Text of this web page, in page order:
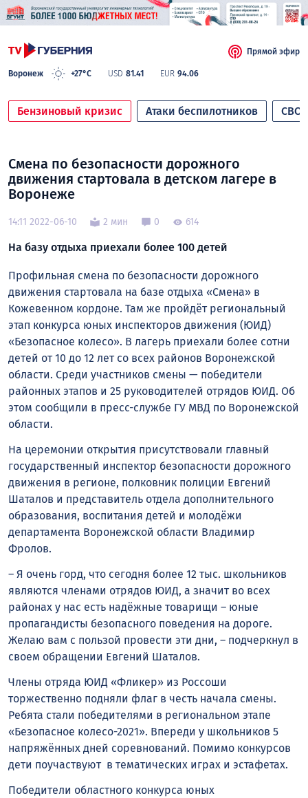
Воронеж +27°C USD 81.41 EUR 94.06
Прямой эфир
Бензиновый кризис Атаки беспилотников СВО
Смена по безопасности дорожного
движения стартовала в детском лагере в
Воронеже
14:11 2022-06-10 2 мин 0 614
На базу отдыха приехали более 100 детей
Профильная смена по безопасности дорожного
движения стартовала на базе отдыха «Смена» в
Кожевенном кордоне. Там же пройдёт региональный
этап конкурса юных инспекторов движения (ЮИД)
«Безопасное колесо». В лагерь приехали более сотни
детей от 10 до 12 лет со всех районов Воронежской
области. Среди участников смены — победители
районных этапов и 25 руководителей отрядов ЮИД. Об
этом сообщили в пресс-службе ГУ МВД по Воронежской
области.
На церемонии открытия присутствовали главный
государственный инспектор безопасности дорожного
движения в регионе, полковник полиции Евгений
Шаталов и представитель отдела дополнительного
образования, воспитания детей и молодёжи
департамента Воронежской области Владимир
Фролов.
– Я очень горд, что сегодня более 12 тыс. школьников
являются членами отрядов ЮИД, а значит во всех
районах у нас есть надёжные товарищи – юные
пропагандисты безопасного поведения на дороге.
Желаю вам с пользой провести эти дни, – подчеркнул в
своем обращении Евгений Шаталов.
Члены отряда ЮИД «Фликер» из Россоши
торжественно подняли флаг в честь начала смены.
Ребята стали победителями в региональном этапе
«Безопасное колесо-2021». Впереди у школьников 5
напряжённых дней соревнований. Помимо конкурсов
дети поучаствуют в тематических играх и эстафетах.
Победители областного конкурса юных